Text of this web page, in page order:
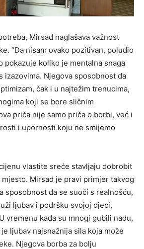
Mirsad naglašava važnost
“Da nisam ovako pozitivan, poludio
pokazuje koliko je mentalna snaga
izazovima. Njegova sposobnost da
čak i u najtežim trenucima,
koji se bore sličnim
priča nije samo priča o borbi, već i
i upornosti koju ne smijemo
vlastite sreće stavljaju dobrobit
Mirsad je pravi primjer takvog
sposobnost da se suoči s realnošću,
ljubav i podršku svojoj djeci,
vremenu kada su mnogi gubili nadu,
ljubav najsnažnija sila koja može
Njegova borba za bolju